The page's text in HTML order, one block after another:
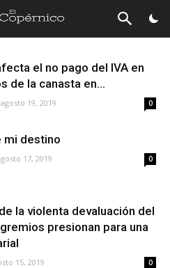
el no pago del IVA en
de la canasta en...
agosto 19, 2019 0
mi destino
17, 2019 0
la violenta devaluación del
presionan para una
15, 2019 0